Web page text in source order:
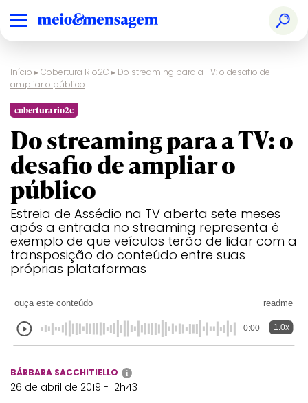
Início ▸Cobertura Rio2C ▸ Do streaming para a TV: o desafio de
ampliar o público
cobertura rio2c
Do streaming para a TV: o
desafio de ampliar o
público
Estreia de Assédio na TV aberta sete meses
após a entrada no streaming representa é
exemplo de que veículos terão de lidar com a
transposição do conteúdo entre suas
próprias plataformas
ouça este conteúdo readme
0:00 1.0x
BÁRBARA SACCHITIELLO i
26 de abril de 2019 - 12h43